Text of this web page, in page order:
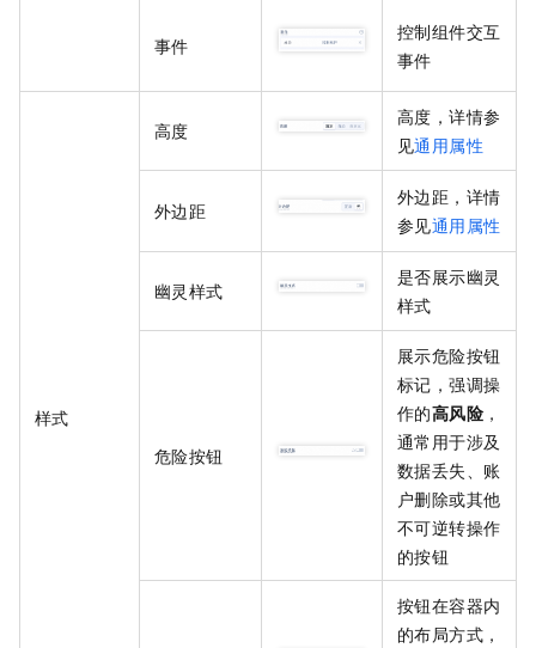
事件
控制组件交互
事件
样式
高度
高度，详情参
见通用属性
外边距
外边距，详情
参见通用属性
幽灵样式
是否展示幽灵
样式
危险按钮
展示危险按钮
标记，强调操
作的高风险 ，
通常用于涉及
数据丢失、账
户删除或其他
不可逆转操作
的按钮
按钮在容器内
的布局方式，